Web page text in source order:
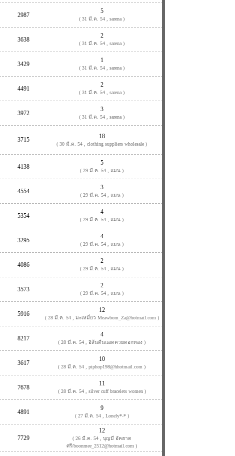
2987
5
( 31 มี.ค. 54 , sarena )
3638
2
( 31 มี.ค. 54 , sarena )
3429
1
( 31 มี.ค. 54 , sarena )
4491
2
( 31 มี.ค. 54 , sarena )
3972
3
( 31 มี.ค. 54 , sarena )
3715 18
( 30 มี.ค. 54 , clothing suppliers wholesale )
4138
5
( 29 มี.ค. 54 , แมน )
4554
3
( 29 มี.ค. 54 , แมน )
5354
4
( 29 มี.ค. 54 , แมน )
3295
4
( 29 มี.ค. 54 , แมน )
4086
2
( 29 มี.ค. 54 , แมน )
3573
2
( 29 มี.ค. 54 , แมน )
5916
12
( 28 มี.ค. 54 , มะเหมี่ยว Meawbom_Za@hotmail.com )
8217
4
( 28 มี.ค. 54 , อิส้นตีนแอดควยดอกทอง )
3617
10
( 28 มี.ค. 54 , piphop198@hhotmail.com )
7678
11
( 28 มี.ค. 54 , silver cuff bracelets women )
4891
9
( 27 มี.ค. 54 , Lonely*-* )
7729
12
( 26 มี.ค. 54 , บุญมี อัคฮาด
ศรี/boonmee_2512@hotmail.com )